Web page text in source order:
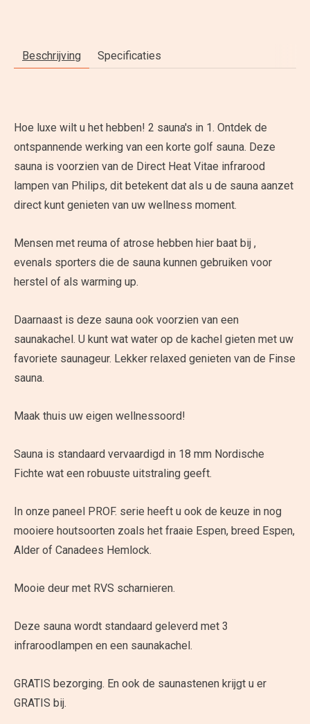
Beschrijving Specificaties
Hoe luxe wilt u het hebben! 2 sauna's in 1. Ontdek de
ontspannende werking van een korte golf sauna. Deze
sauna is voorzien van de Direct Heat Vitae infrarood
lampen van Philips, dit betekent dat als u de sauna aanzet
direct kunt genieten van uw wellness moment.
Mensen met reuma of atrose hebben hier baat bij ,
evenals sporters die de sauna kunnen gebruiken voor
herstel of als warming up.
Daarnaast is deze sauna ook voorzien van een
saunakachel. U kunt wat water op de kachel gieten met uw
favoriete saunageur. Lekker relaxed genieten van de Finse
sauna.
Maak thuis uw eigen wellnessoord!
Sauna is standaard vervaardigd in 18 mm Nordische
Fichte wat een robuuste uitstraling geeft.
In onze paneel PROF. serie heeft u ook de keuze in nog
mooiere houtsoorten zoals het fraaie Espen, breed Espen,
Alder of Canadees Hemlock.
Mooie deur met RVS scharnieren.
Deze sauna wordt standaard geleverd met 3
infraroodlampen en een saunakachel.
GRATIS bezorging. En ook de saunastenen krijgt u er
GRATIS bij.